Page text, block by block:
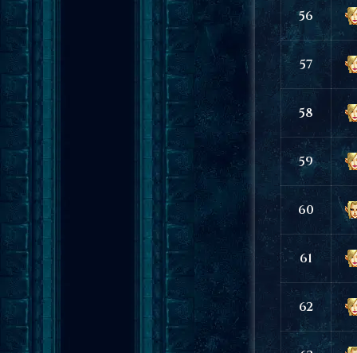
56
57
58
59
60
61
62